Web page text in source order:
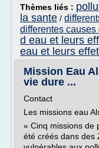
Thèmes liés :
la sante /
differentes
d eau et leurs
eau et leurs
Mission Eau
vie dure ...
Contact
Les missions eau
« Cinq missions de
été créés dans des